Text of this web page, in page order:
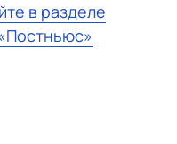
в разделе